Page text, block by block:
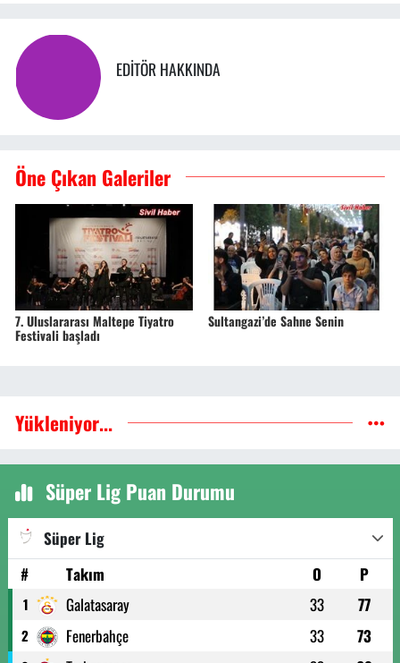
EDITÖR HAKKINDA
Öne Çıkan Galeriler
7. Uluslararası Maltepe Tiyatro
Festivali başladı
Sultangazi’de Sahne Senin
Yükleniyor...
Süper Lig Puan Durumu
Süper Lig
#
Takım O P
1 Galatasaray 33 77
2 Fenerbahçe 33 73